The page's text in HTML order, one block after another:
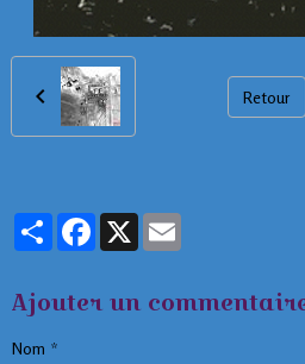
Retour
PartagerFacebook
X
Ajouter un
Nom